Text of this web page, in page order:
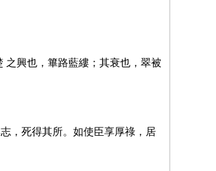
之興也，篳路藍縷；其衰也，翠被
，死得其所。如使臣享厚祿，居